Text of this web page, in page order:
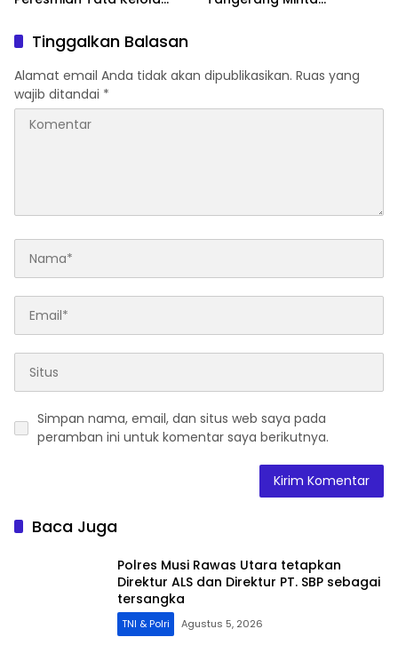
Sesuai Permen ESDM
No.14/2025
Tinggalkan Balasan
Alamat email Anda tidak akan dipublikasikan. Ruas yang
wajib ditandai *
Simpan nama, email, dan situs web saya pada
peramban ini untuk komentar saya berikutnya.
Baca Juga
Polres Musi Rawas Utara tetapkan
Direktur ALS dan Direktur PT. SBP sebagai
tersangka
TNI & Polri Agustus 5, 2026